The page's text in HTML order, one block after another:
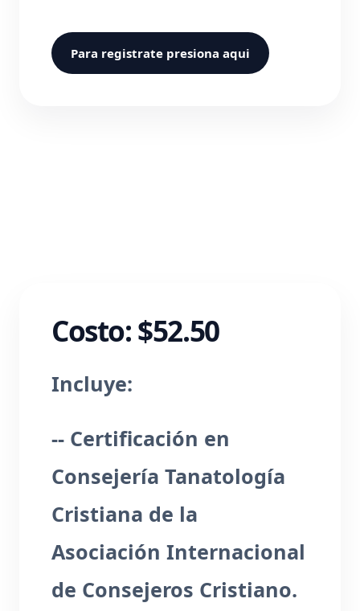
Para registrate presiona aqui
Costo: $52.50
Incluye:
-- Certificación en
Consejería Tanatología
Cristiana de la
Asociación Internacional
de Consejeros Cristiano.